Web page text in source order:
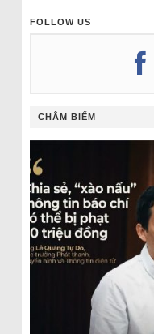
FOLLOW US
CHÂM BIẾM